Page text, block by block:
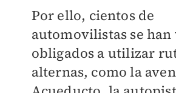
Por ello, cientos de
automovilistas se han
obligados a utilizar
alternas, como la